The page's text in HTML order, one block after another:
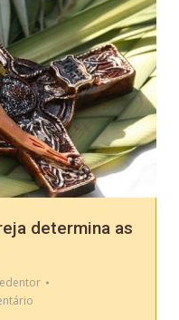
determina as